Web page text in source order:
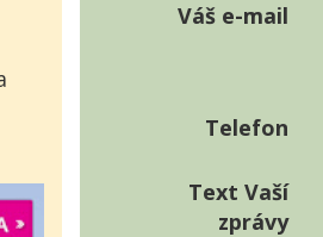
Váš e-mail
Telefon
Text Vaší
zprávy